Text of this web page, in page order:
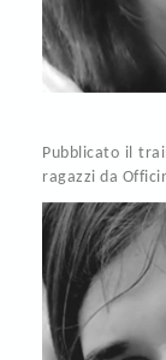
Pubblicato il
ragazzi da